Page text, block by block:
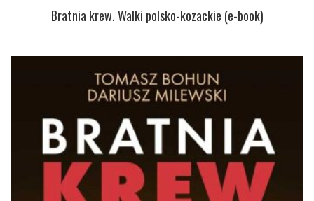
Bratnia krew. Walki polsko-kozackie (e-book)